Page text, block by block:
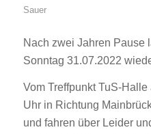
Sauer
Nach zwei Jahren Pause
Sonntag 31.07.2022
Vom Treffpunkt TuS-
Uhr in Richtung
und fahren über Leider